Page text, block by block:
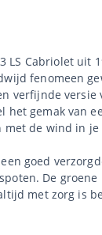
LS Cabriolet
fenomeen
verfijnde
het gemak van
met de wind in je
goed
De
met zorg is